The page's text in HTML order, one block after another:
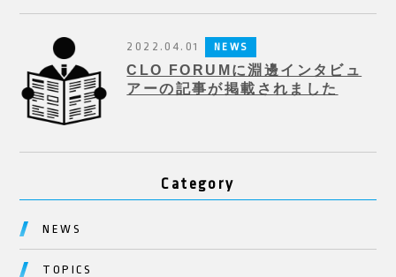
2022.04.01 NEWS
CLO FORUMに淵邊インタビュ
アーの記事が掲載されました
Category
NEWS
TOPICS